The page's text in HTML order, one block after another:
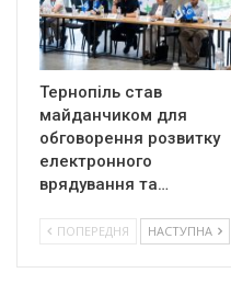
Тернопіль став
майданчиком для
обговорення розвитку
електронного
врядування та…
ПОПЕРЕДНЯ НАСТУПНА